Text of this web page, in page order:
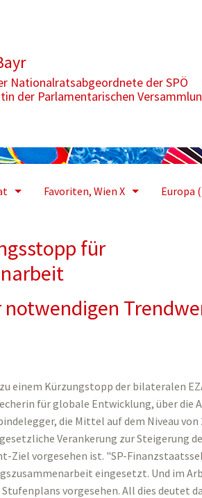
Nationalratsabgeordnete der SPÖ
der Parlamentarischen
Favoriten, Wien X Europa
für
einem Kürzungstopp der bilateralen
für globale Entwicklung, über die
die Mittel auf dem Niveau
Verankerung zur Steigerung
Ziel vorgesehen ist. "SP-
eingesetzt. Und im
vorgesehen. All dies deutet